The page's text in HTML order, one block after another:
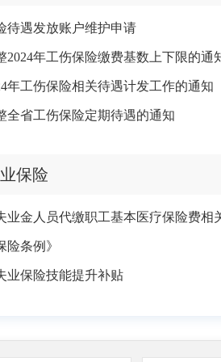
待遇发放账户维护申请
2024年工伤保险缴费基数上下限的通
年工伤保险相关待遇计发工作的通知
全省工伤保险定期待遇的通知
保险
业金人员代缴职工基本医疗保险费相
险条例》
业保险技能提升补贴